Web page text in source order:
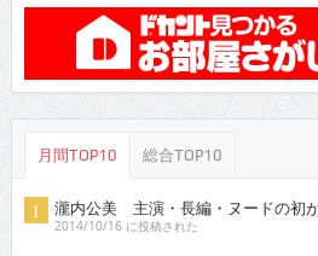
月間TOP10 総合TOP10
瀧内公美 主演・長編・ヌードの初
2014/10/16 に投稿された